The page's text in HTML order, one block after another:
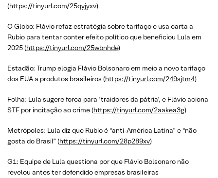
(https://tinyurl.com/25qyjyxv)
O Globo: Flávio refaz estratégia sobre tarifaço e usa carta a
Rubio para tentar conter efeito político que beneficiou Lula em
2025 (https://tinyurl.com/25wbnhde)
Estadão: Trump elogia Flávio Bolsonaro em meio a novo tarifaço
dos EUA a produtos brasileiros (https://tinyurl.com/249sjtm4)
Folha: Lula sugere forca para ‘traidores da pátria’, e Flávio aciona
STF por incitação ao crime (https://tinyurl.com/2aakea3g)
Metrópoles: Lula diz que Rubio é “anti-América Latina” e “não
gosta do Brasil” (https://tinyurl.com/28p289xv)
G1: Equipe de Lula questiona por que Flávio Bolsonaro não
revelou antes ter defendido empresas brasileiras